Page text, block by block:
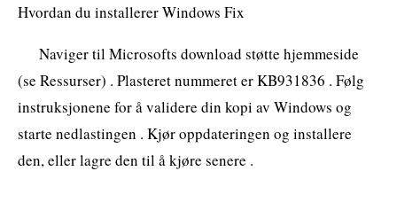
Hvordan du installerer Windows Fix
Naviger til Microsofts download støtte hjemmeside
(se Ressurser) . Plasteret nummeret er KB931836 . Følg
instruksjonene for å validere din kopi av Windows og
starte nedlastingen . Kjør oppdateringen og installere
den, eller lagre den til å kjøre senere .